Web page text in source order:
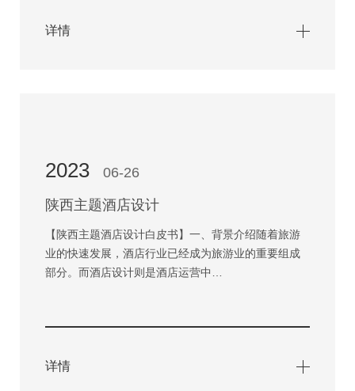
详情
2023 06-26
陕西主题酒店设计
【陕西主题酒店设计白皮书】一、背景介绍随着旅游
业的快速发展，酒店行业已经成为旅游业的重要组成
部分。而酒店设计则是酒店运营中…
详情